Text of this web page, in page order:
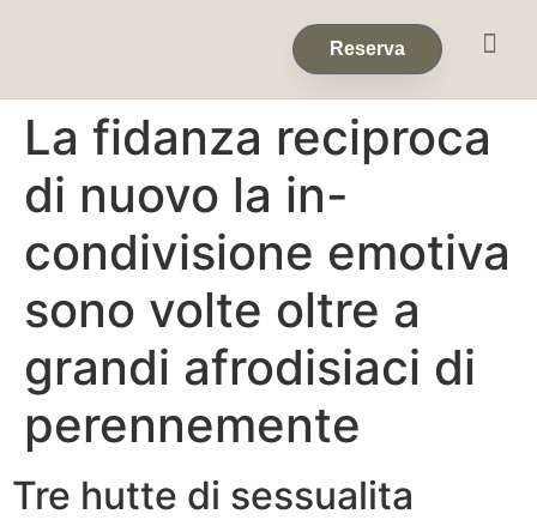
Reserva
La fidanza reciproca
di nuovo la in-
condivisione emotiva
sono volte oltre a
grandi afrodisiaci di
perennemente
Tre hutte di sessualita